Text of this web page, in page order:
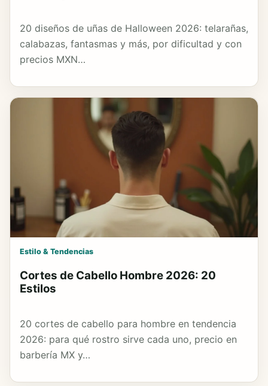
20 diseños de uñas de Halloween 2026: telarañas,
calabazas, fantasmas y más, por dificultad y con
precios MXN…
Estilo & Tendencias
Cortes de Cabello Hombre 2026: 20
Estilos
20 cortes de cabello para hombre en tendencia
2026: para qué rostro sirve cada uno, precio en
barbería MX y…